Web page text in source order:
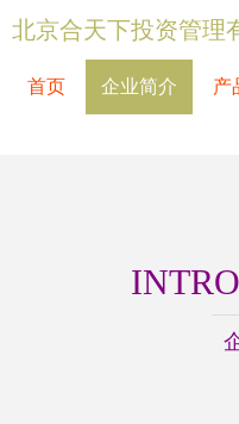
北京合天下投资管理
首页 企业简介 产